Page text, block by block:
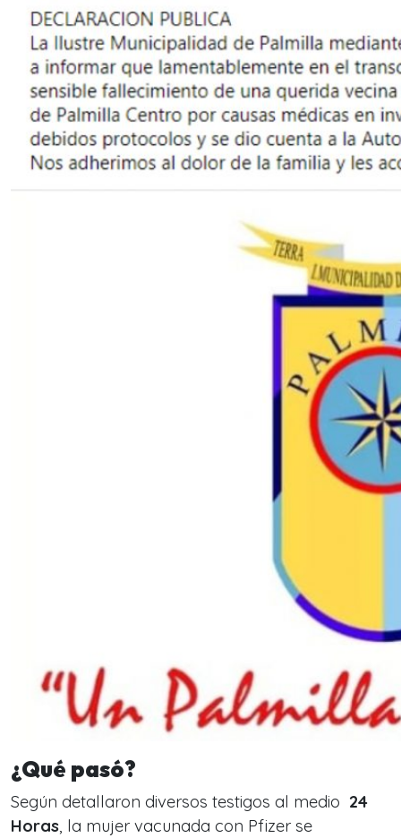
¿Qué pasó?
Según detallaron diversos testigos al medio 24
Horas, la mujer vacunada con Pfizer se